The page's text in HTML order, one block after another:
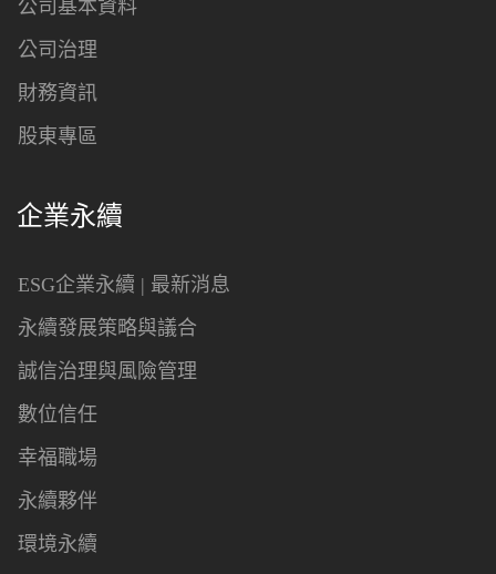
公司基本資料
公司治理
財務資訊
股東專區
企業永續
ESG企業永續 | 最新消息
永續發展策略與議合
誠信治理與風險管理
數位信任
幸福職場
永續夥伴
環境永續